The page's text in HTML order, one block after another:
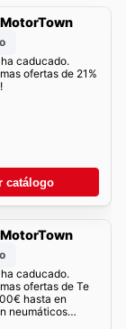
caducado.
ofertas de 21%
catálogo
caducado.
ofertas de Te
hasta en
neumáticos